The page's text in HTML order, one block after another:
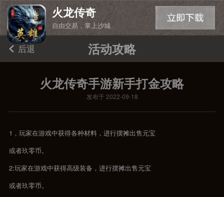
火龙传奇
自由交易，掌上沙城
后退 活动攻略
火龙传奇手游新手打金攻略
发布于 2022-09-18
1，玩家在游戏中获得各种材料，进行摆摊出售元宝
或者玖零币。
2:玩家在游戏中获得高级装备，进行摆摊出售元宝
或者玖零币。